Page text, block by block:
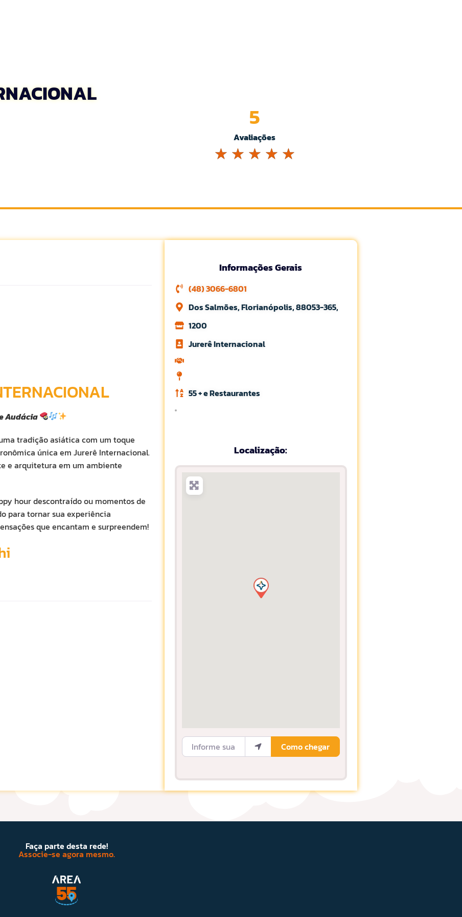
Avaliações
5
☆ ☆ ☆ ☆ ☆
Audácia
tradição asiática com um toque
única em Jurerê Internacional.
e arquitetura em um ambiente
hour descontraído ou momentos de
para tornar sua experiência
que encantam e surpreendem!
Informações Gerais
(48) 3066-6801
Dos Salmões, Florianópolis, 88053-365,
1200
Jurerê Internacional
55 + e Restaurantes
Localização:
Informe sua Localização
Como chegar
Faça parte desta rede!
Associe-se agora mesmo.